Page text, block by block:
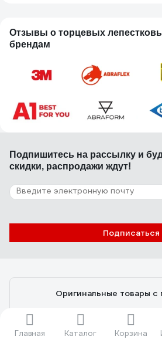
Главная Каталог Корзина
Отзывы о торцевых
брендам
Подпишитесь на рассылку и
скидки, распродажи ждут!
Подписаться
Оригинальные товары с
Установите мобильное
информация по заказам